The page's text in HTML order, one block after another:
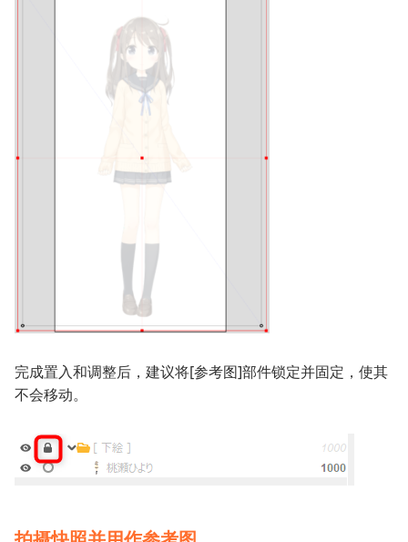
完成置入和调整后，建议将[参考图]部件锁定并固定，使其
不会移动。